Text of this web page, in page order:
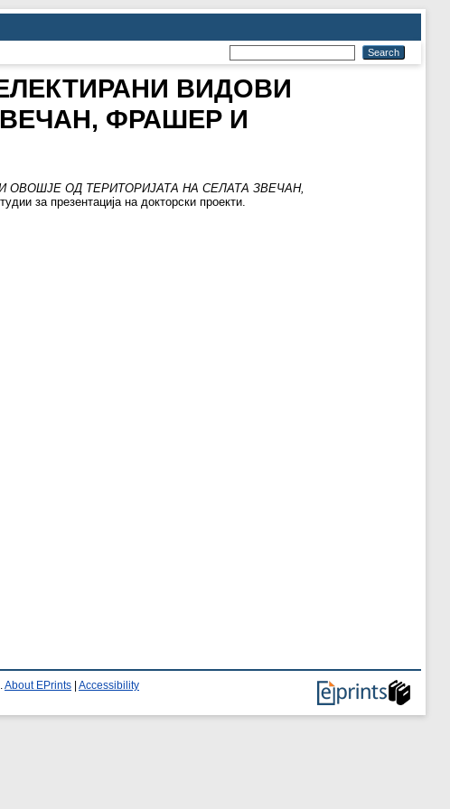
ВИДОВИ
ФРАШЕР И
ОД ТЕРИТОРИЈАТА НА СЕЛАТА ЗВЕЧАН,
за презентација на докторски проекти.
About EPrints Accessibility